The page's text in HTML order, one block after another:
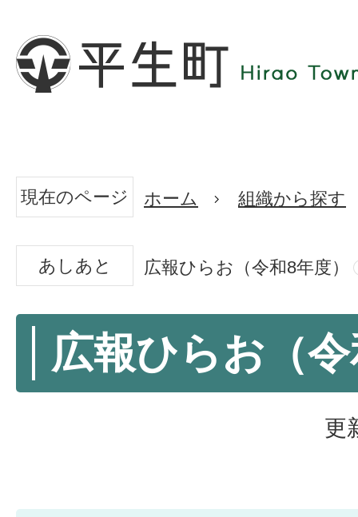
現在のページ ホーム 組織から探す
あしあと 広報ひらお（令和8年度）
広報ひらお（
更